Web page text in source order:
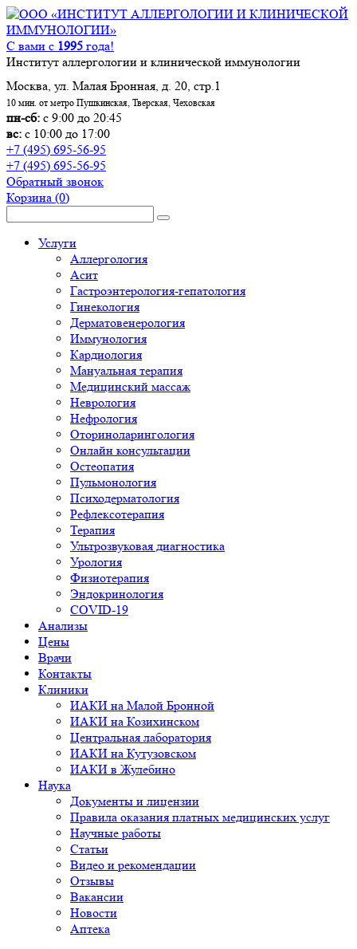
С вами с 1995 года!
Институт аллергологии и клинической иммунологии
Москва, ул. Малая Бронная, д. 20, стр.1
10 мин. от метро Пушкинская, Тверская, Чеховская
пн-сб: с 9:00 до 20:45
вс: с 10:00 до 17:00
+7 (495) 695-56-95
+7 (495) 695-56-95
Обратный звонок
Корзина (0)
Услуги
Аллергология
Асит
Гастроэнтерология-гепатология
Гинекология
Дерматовенерология
Иммунология
Кардиология
Мануальная терапия
Медицинский массаж
Неврология
Нефрология
Оториноларингология
Онлайн консультации
Остеопатия
Пульмонология
Психодерматология
Рефлексотерапия
Терапия
Ультрозвуковая диагностика
Урология
Физиотерапия
Эндокринология
COVID-19
Анализы
Цены
Врачи
Контакты
Клиники
ИАКИ на Малой Бронной
ИАКИ на Козихинском
Центральная лаборатория
ИАКИ на Кутузовском
ИАКИ в Жулебино
Наука
Документы и лицензии
Правила оказания платных медицинских услуг
Научные работы
Статьи
Видео и рекомендации
Отзывы
Вакансии
Новости
Аптека